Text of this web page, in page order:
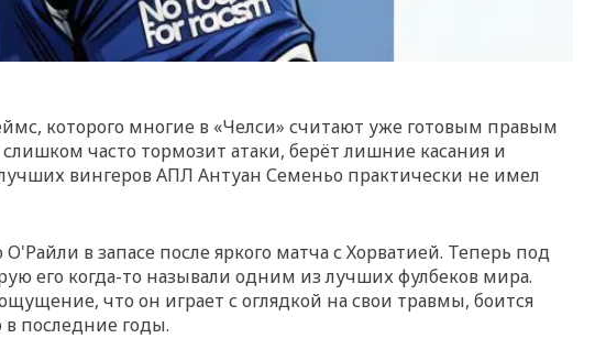
которого многие в «Челси» считают уже готовым правым
часто тормозит атаки, берёт лишние касания и
вингеров АПЛ Антуан Семеньо практически не имел
в запасе после яркого матча с Хорватией. Теперь под
его когда-то называли одним из лучших фулбеков мира.
что он играет с оглядкой на свои травмы, боится
последние годы.